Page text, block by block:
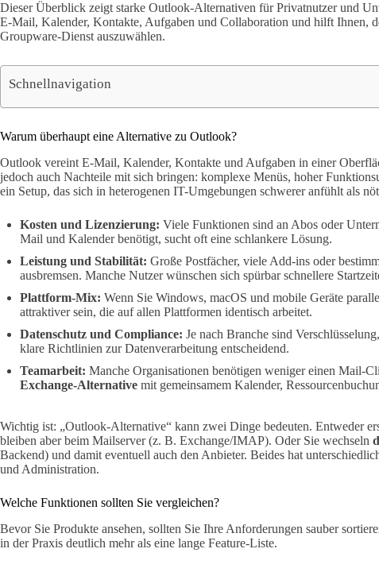
Dieser Überblick zeigt starke Outlook-Alternativen für Privatnutzer und
E-Mail, Kalender, Kontakte, Aufgaben und Collaboration und hilft Ihnen,
Groupware-Dienst auszuwählen.
Schnellnavigation
Warum überhaupt eine Alternative zu Outlook?
Outlook vereint E-Mail, Kalender, Kontakte und Aufgaben in einer
jedoch auch Nachteile mit sich bringen: komplexe Menüs, hoher
ein Setup, das sich in heterogenen IT-Umgebungen schwerer anfühlt als
Kosten und Lizenzierung: Viele Funktionen sind an Abos oder
Mail und Kalender benötigt, sucht oft eine schlankere Lösung.
Leistung und Stabilität: Große Postfächer, viele Add-ins oder
ausbremsen. Manche Nutzer wünschen sich spürbar schnellere
Plattform-Mix: Wenn Sie Windows, macOS und mobile Geräte
attraktiver sein, die auf allen Plattformen identisch arbeitet.
Datenschutz und Compliance: Je nach Branche sind
klare Richtlinien zur Datenverarbeitung entscheidend.
Teamarbeit: Manche Organisationen benötigen weniger einen Mail-
Exchange-Alternative mit gemeinsamem Kalender,
Wichtig ist: „Outlook-Alternative“ kann zwei Dinge bedeuten. Entweder
bleiben aber beim Mailserver (z. B. Exchange/IMAP). Oder Sie wechseln
Backend) und damit eventuell auch den Anbieter. Beides hat
und Administration.
Welche Funktionen sollten Sie vergleichen?
Bevor Sie Produkte ansehen, sollten Sie Ihre Anforderungen sauber
in der Praxis deutlich mehr als eine lange Feature-Liste.